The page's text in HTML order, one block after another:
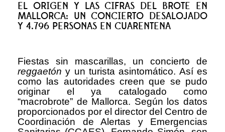
EL ORIGEN Y LAS CIFRAS DEL BROTE EN
MALLORCA: UN CONCIERTO DESALOJADO
Y 4.796 PERSONAS EN CUARENTENA
Fiestas sin mascarillas, un concierto de
reggaetón y un turista asintomático. Así es
como las autoridades creen que se pudo
originar el ya catalogado como
“macrobrote” de Mallorca. Según los datos
proporcionados por el director del Centro de
Coordinación de Alertas y Emergencias